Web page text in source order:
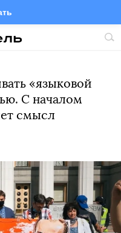
Twitter
«языковой
С началом
смысл